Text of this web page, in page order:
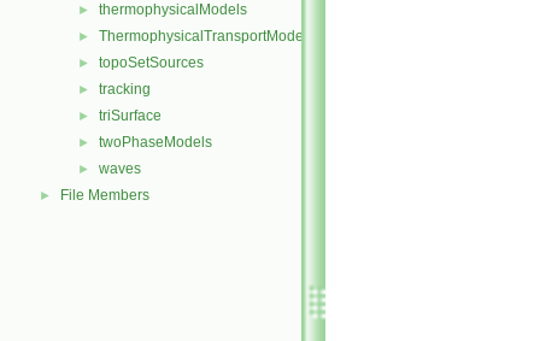
► thermophysicalModels
► ThermophysicalTransportModels
► topoSetSources
► tracking
► triSurface
► twoPhaseModels
► waves
► File Members